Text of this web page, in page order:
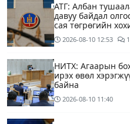
АТГ: Албан
давуу байдал
сая төгрөгийн
прокурорт
2026-08-10 12:53 1
НИТХ: Агаарын
ирэх өвөл
байна
2026-08-10 11:40